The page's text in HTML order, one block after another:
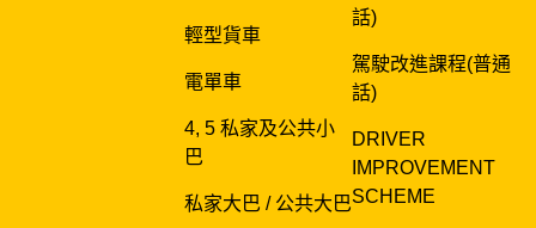
輕型貨車
電單車
4, 5 私家及公共小
巴
私家大巴 / 公共大巴
話)
駕駛改進課程(普通
話)
DRIVER
IMPROVEMENT
SCHEME